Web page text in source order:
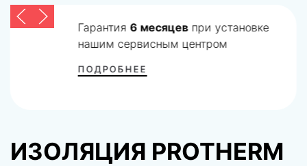
Гарантия 6 месяцевпри установке
нашим сервисным центром
ПОДРОБНЕЕ
ИЗОЛЯЦИЯ PROTHERM